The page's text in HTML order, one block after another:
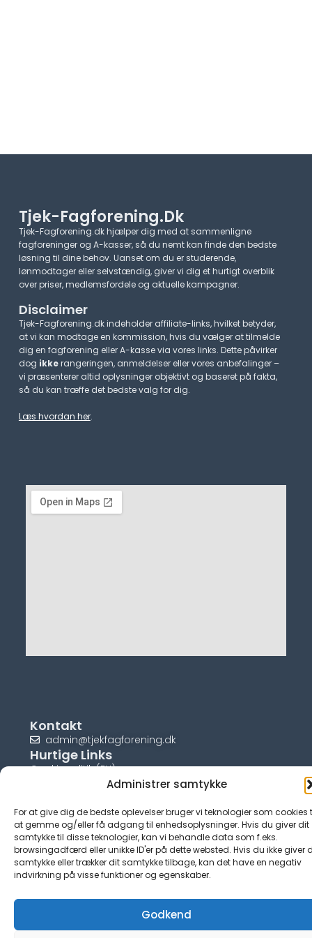
Administrer samtykke
For at give dig de bedste oplevelser bruger vi teknologier som cookies
at gemme og/eller få adgang til enhedsoplysninger. Hvis du giver dit
samtykke til disse teknologier, kan vi behandle data som f.eks.
browsingadfærd eller unikke ID'er på dette websted. Hvis du ikke giver
samtykke eller trækker dit samtykke tilbage, kan det have en negativ
indvirkning på visse funktioner og egenskaber.
Godkend
Tjek-Fagforening.dk
Tjek-Fagforening.dk hjælper dig med at sammenligne
fagforeninger og A-kasser, så du nemt kan finde den bedste
løsning til dine behov. Uanset om du er studerende,
lønmodtager eller selvstændig, giver vi dig et hurtigt overblik
over priser, medlemsfordele og aktuelle kampagner.​
Disclaimer
Tjek-Fagforening.dk indeholder affiliate-links, hvilket betyder,
at vi kan modtage en kommission, hvis du vælger at tilmelde
dig en fagforening eller A-kasse via vores links. Dette påvirker
dog ikkerangeringen, anmeldelser eller vores anbefalinger –
vi præsenterer altid oplysninger objektivt og baseret på fakta,
så du kan træffe det bedste valg for dig.
Læs hvordan her.
Kontakt
admin@tjekfagforening.dk
Hurtige Links
Cookiepolitik (EU)
© tjek-fagforening.dk